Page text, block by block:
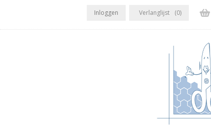
Inloggen Verlanglijst (0)